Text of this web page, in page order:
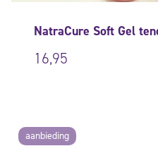
NatraCure Soft Gel
16,95
aanbieding